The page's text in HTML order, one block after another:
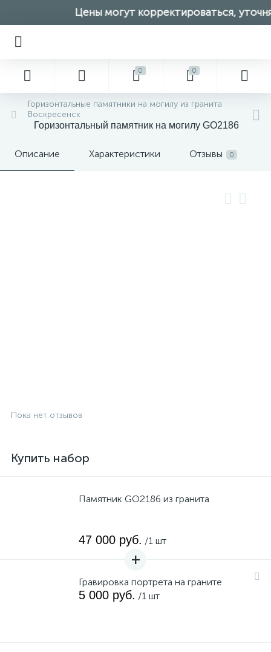
Цены могут корректироваться,
0 0
Горизонтальные памятники на могилу из гранита
Воскресенск
Горизонтальный памятник на могилу GO2186
Описание Характеристики Отзывы 0
Пока нет отзывов
Купить набор
Памятник GO2186 из гранита
47 000 руб. /1 шт
Гравировка портрета на граните
5 000 руб. /1 шт